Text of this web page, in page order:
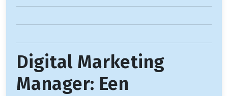
Digital Marketing
Manager: Een